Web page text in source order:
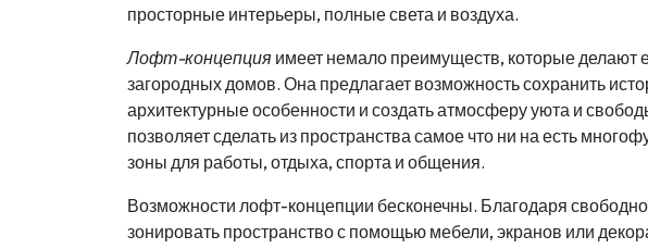
просторные интерьеры, полные света и воздуха.
Лофт-концепция имеет немало преимуществ, которые делают
загородных домов. Она предлагает возможность сохранить
архитектурные особенности и создать атмосферу уюта и
позволяет сделать из пространства самое что ни на есть
зоны для работы, отдыха, спорта и общения.
Возможности лофт-концепции бесконечны. Благодаря
зонировать пространство с помощью мебели, экранов или